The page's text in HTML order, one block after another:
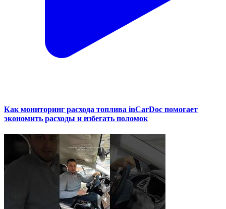
Как мониторинг расхода топлива inCarDoc помогает
экономить расходы и избегать поломок